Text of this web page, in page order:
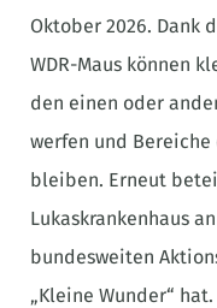
Oktober 2026. Dank
WDR-Maus können
den einen oder
werfen und Bereiche
bleiben. Erneut
Lukaskrankenhaus
bundesweiten
„Kleine Wunder“